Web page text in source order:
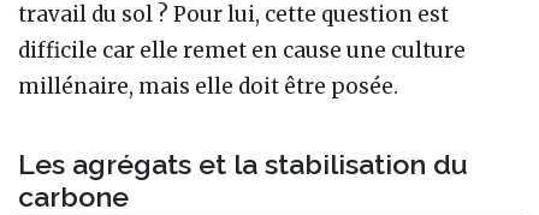
travail du sol ? Pour lui, cette question est
difficile car elle remet en cause une culture
millénaire, mais elle doit être posée.
Les agrégats et la stabilisation du
carbone